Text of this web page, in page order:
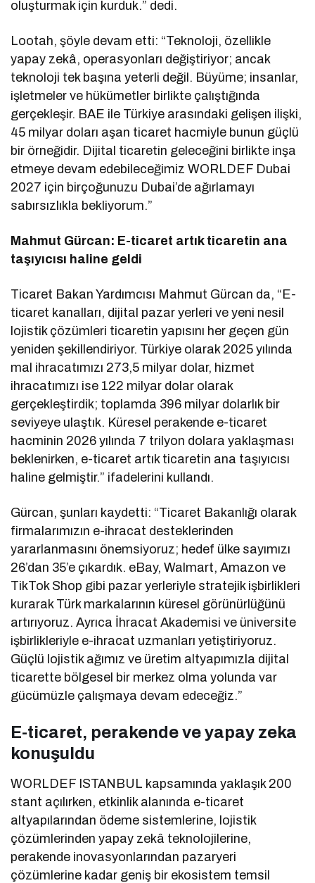
oluşturmak için kurduk.” dedi.
Lootah, şöyle devam etti: “Teknoloji, özellikle
yapay zekâ, operasyonları değiştiriyor; ancak
teknoloji tek başına yeterli değil. Büyüme; insanlar,
işletmeler ve hükümetler birlikte çalıştığında
gerçekleşir. BAE ile Türkiye arasındaki gelişen ilişki,
45 milyar doları aşan ticaret hacmiyle bunun güçlü
bir örneğidir. Dijital ticaretin geleceğini birlikte inşa
etmeye devam edebileceğimiz WORLDEF Dubai
2027 için birçoğunuzu Dubai’de ağırlamayı
sabırsızlıkla bekliyorum.”
Mahmut Gürcan: E-ticaret artık ticaretin ana
taşıyıcısı haline geldi
Ticaret Bakan Yardımcısı Mahmut Gürcan da, “E-
ticaret kanalları, dijital pazar yerleri ve yeni nesil
lojistik çözümleri ticaretin yapısını her geçen gün
yeniden şekillendiriyor. Türkiye olarak 2025 yılında
mal ihracatımızı 273,5 milyar dolar, hizmet
ihracatımızı ise 122 milyar dolar olarak
gerçekleştirdik; toplamda 396 milyar dolarlık bir
seviyeye ulaştık. Küresel perakende e-ticaret
hacminin 2026 yılında 7 trilyon dolara yaklaşması
beklenirken, e-ticaret artık ticaretin ana taşıyıcısı
haline gelmiştir.” ifadelerini kullandı.
Gürcan, şunları kaydetti: “Ticaret Bakanlığı olarak
firmalarımızın e-ihracat desteklerinden
yararlanmasını önemsiyoruz; hedef ülke sayımızı
26’dan 35’e çıkardık. eBay, Walmart, Amazon ve
TikTok Shop gibi pazar yerleriyle stratejik işbirlikleri
kurarak Türk markalarının küresel görünürlüğünü
artırıyoruz. Ayrıca İhracat Akademisi ve üniversite
işbirlikleriyle e-ihracat uzmanları yetiştiriyoruz.
Güçlü lojistik ağımız ve üretim altyapımızla dijital
ticarette bölgesel bir merkez olma yolunda var
gücümüzle çalışmaya devam edeceğiz.”
E-ticaret, perakende ve yapay zeka
konuşuldu
WORLDEF ISTANBUL kapsamında yaklaşık 200
stant açılırken, etkinlik alanında e-ticaret
altyapılarından ödeme sistemlerine, lojistik
çözümlerinden yapay zekâ teknolojilerine,
perakende inovasyonlarından pazaryeri
çözümlerine kadar geniş bir ekosistem temsil